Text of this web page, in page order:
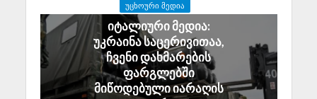
ᲣᲪᲮᲝᲣᲠᲘ ᲛᲔᲓᲘᲐ
იტალიური მედია:
უკრაინა საცერივითაა,
ჩვენი დახმარების
ფარგლებში
მიწოდებული იარაღის